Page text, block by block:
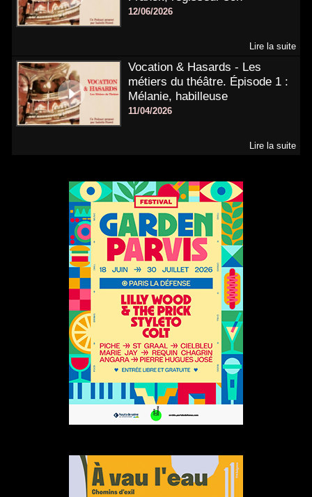
12/06/2026
Lire la suite
Vocation & Hasards - Les
métiers du théâtre. Épisode 1 :
Mélanie, habilleuse
11/04/2026
Lire la suite